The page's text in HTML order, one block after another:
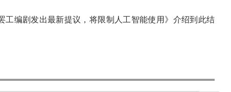
编剧发出最新提议，将限制人工智能使用》介绍到此结